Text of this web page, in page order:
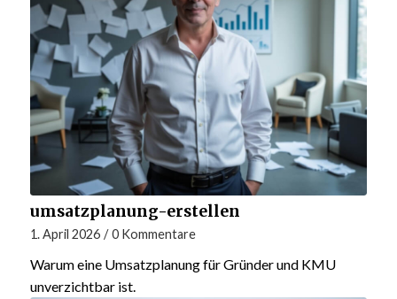
umsatzplanung-erstellen
1. April 2026 / 0 Kommentare
Warum eine Umsatzplanung für Gründer und KMU
unverzichtbar ist.